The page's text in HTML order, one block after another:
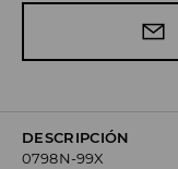
DESCRIPCIÓN
0798N-99X